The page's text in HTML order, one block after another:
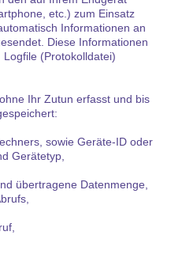
etc.) zum Einsatz
Informationen an
Diese Informationen
(Protokolldatei)
Ihr Zutun erfasst und bis
sowie Geräte-ID oder
Gerätetyp,
übertragene Datenmenge,